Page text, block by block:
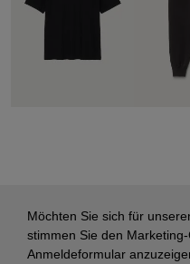
Möchten Sie sich für
stimmen Sie den
Anmeldeformular